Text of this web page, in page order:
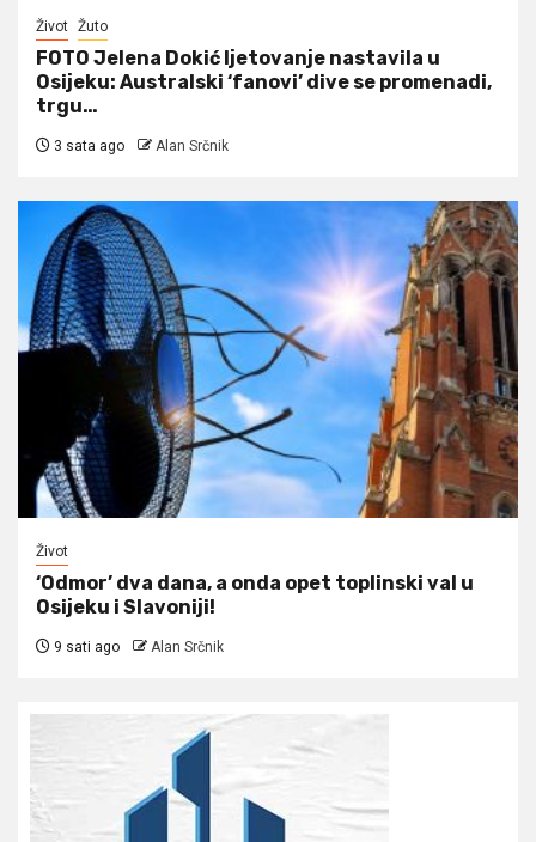
Život Žuto
FOTO Jelena Dokić ljetovanje nastavila u
Osijeku: Australski ‘fanovi’ dive se promenadi,
trgu…
3 sata ago Alan Srčnik
Život
‘Odmor’ dva dana, a onda opet toplinski val u
Osijeku i Slavoniji!
9 sati ago Alan Srčnik